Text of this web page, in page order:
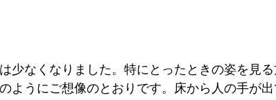
少なくなりました。特にとったときの姿を見
ようにご想像のとおりです。床から人の手が出